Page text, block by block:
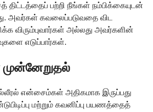
திட்டத்தைப் பற்றி நீங்கள் நம்பிக்கையுடன்
அவர்கள் கவலைப்படுவதை விட
விரும்புவார்கள் அல்லது அவர்களின்
எடுப்பார்கள்.
முன்னேறுதல்
என்சைம்கள் அதிகமாக இருப்பது
மற்றும் கவனிப்பு பயணத்தைத்